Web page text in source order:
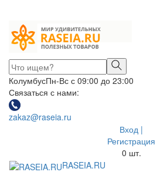
КолумбусПн-Вс с 09:00 до 23:00
Связаться с нами:
zakaz@raseia.ru
Вход |
Регистрация
0 шт.
RASEIA.RU